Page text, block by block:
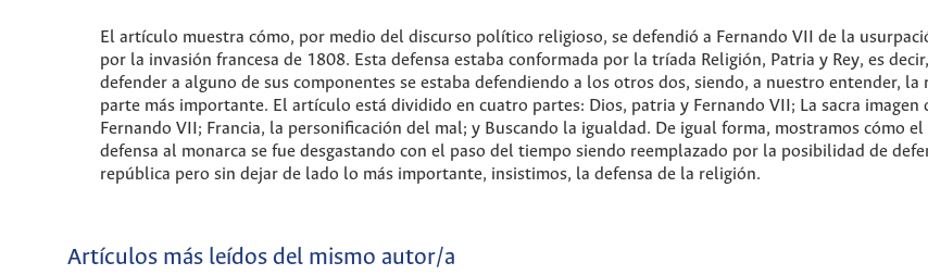
El artículo muestra cómo, por medio del discurso político religioso, se defendió a Fernando VII de la
por la invasión francesa de 1808. Esta defensa estaba conformada por la tríada Religión, Patria y Rey, es
defender a alguno de sus componentes se estaba defendiendo a los otros dos, siendo, a nuestro entender, la
parte más importante. El artículo está dividido en cuatro partes: Dios, patria y Fernando VII; La sacra imagen
Fernando VII; Francia, la personificación del mal; y Buscando la igualdad. De igual forma, mostramos cómo el
defensa al monarca se fue desgastando con el paso del tiempo siendo reemplazado por la posibilidad de
república pero sin dejar de lado lo más importante, insistimos, la defensa de la religión.
Artículos más leídos del mismo autor/a